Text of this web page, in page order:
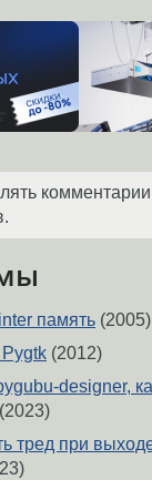
комментарии
память (2005)
(2012)
designer,
(2023)
тред при